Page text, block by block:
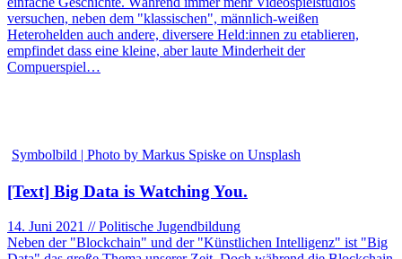
versuchen, neben dem "klassischen", männlich-weißen
Heterohelden auch andere, diversere Held:innen zu etablieren,
empfindet dass eine kleine, aber laute Minderheit der
Compuerspiel…
Symbolbild | Photo by Markus Spiske on Unsplash
[Text] Big Data is Watching You.
14. Juni 2021 // Politische Jugendbildung
Neben der "Blockchain" und der "Künstlichen Intelligenz" ist "Big